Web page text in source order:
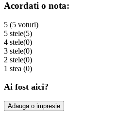
Acordati o nota:
5 (5 voturi)
5 stele(5)
4 stele(0)
3 stele(0)
2 stele(0)
1 stea (0)
Ai fost aici?
Adauga o impresie